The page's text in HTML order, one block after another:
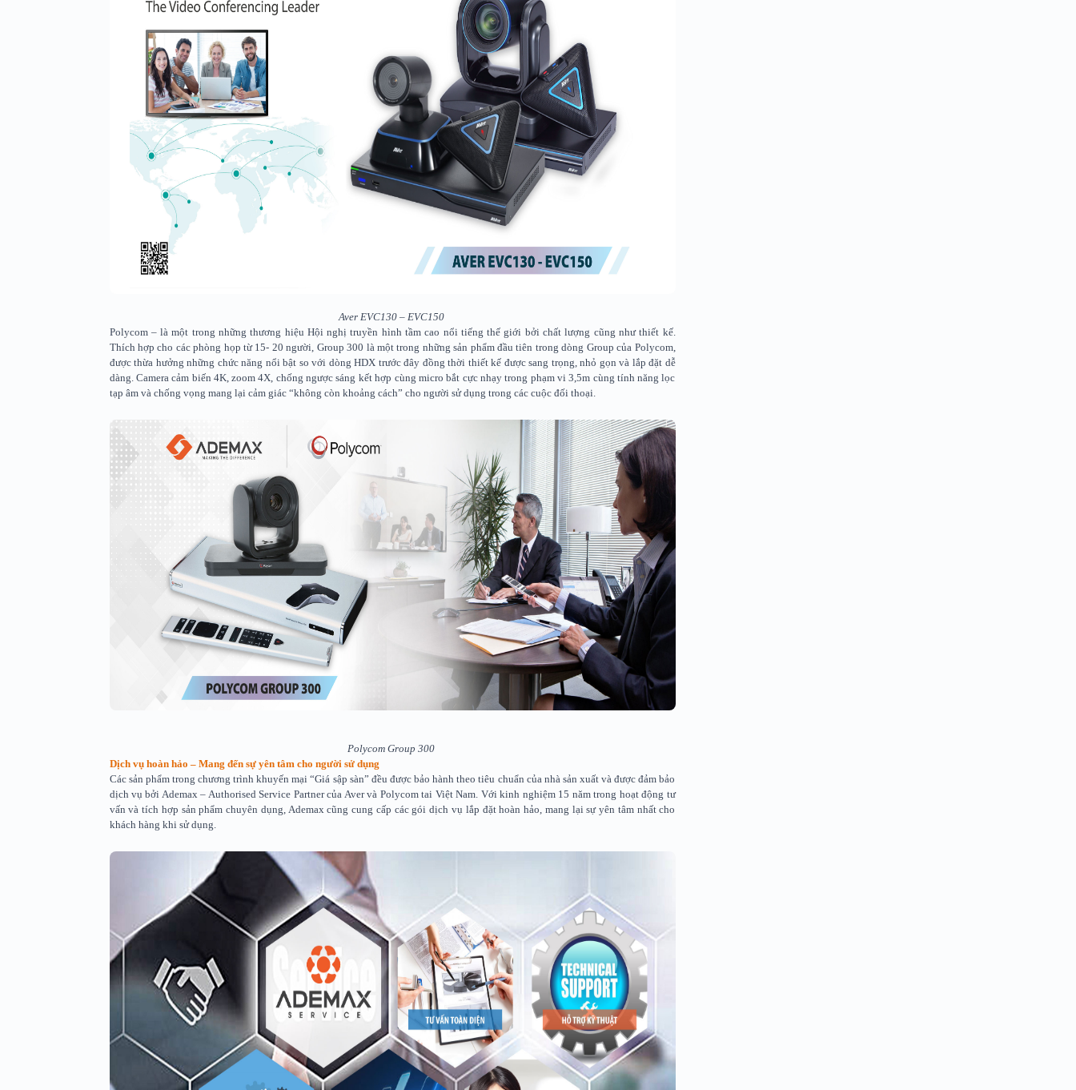
Aver EVC130 – EVC150
Polycom – là một trong những thương hiệu Hội nghị truyền hình tầm cao nổi tiếng thế giới bởi chất lượng cũng như thiết kế.
Thích hợp cho các phòng họp từ 15- 20 người, Group 300 là một trong những sản phẩm đầu tiên trong dòng Group của Polycom,
được thừa hưởng những chức năng nổi bật so với dòng HDX trước đây đồng thời thiết kế được sang trọng, nhỏ gọn và lắp đặt dễ
dàng. Camera cảm biến 4K, zoom 4X, chống ngược sáng kết hợp cùng micro bắt cực nhạy trong phạm vi 3,5m cùng tính năng lọc
tạp âm và chống vọng mang lại cảm giác “không còn khoảng cách” cho người sử dụng trong các cuộc đối thoại.
Polycom Group 300
Dịch vụ hoàn hảo – Mang đến sự yên tâm cho người sử dụng
Các sản phẩm trong chương trình khuyến mại “Giá sập sàn” đều được bảo hành theo tiêu chuẩn của nhà sản xuất và được đảm bảo
dịch vụ bởi Ademax – Authorised Service Partner của Aver và Polycom tai Việt Nam. Với kinh nghiệm 15 năm trong hoạt động tư
vấn và tích hợp sản phẩm chuyên dụng, Ademax cũng cung cấp các gói dịch vụ lắp đặt hoàn hảo, mang lại sự yên tâm nhất cho
khách hàng khi sử dụng.